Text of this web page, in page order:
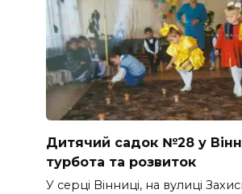
Дитячий садок №28 у
турбота та розвиток
У серці Вінниці, на вулиці